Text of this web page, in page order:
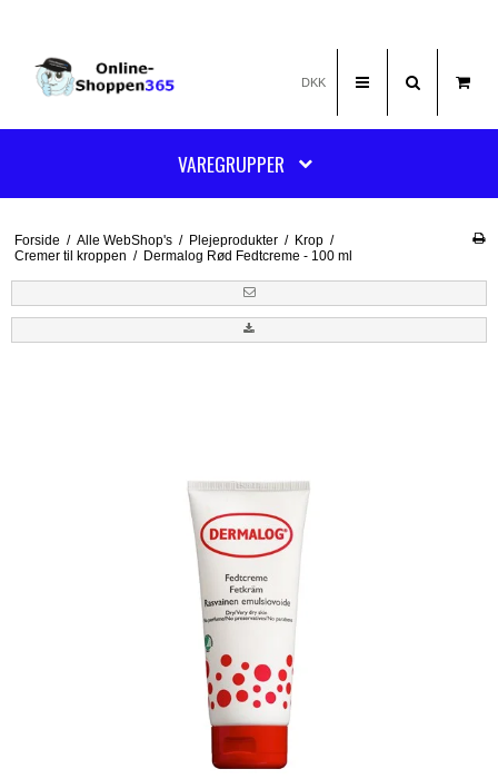
DKK
VAREGRUPPER
Forside / Alle WebShop's / Plejeprodukter / Krop /
Cremer til kroppen / Dermalog Rød Fedtcreme - 100 ml